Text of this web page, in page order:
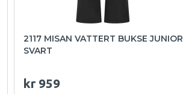
2117 MISAN VATTERT BUKSE JUNIOR
SVART
kr 959